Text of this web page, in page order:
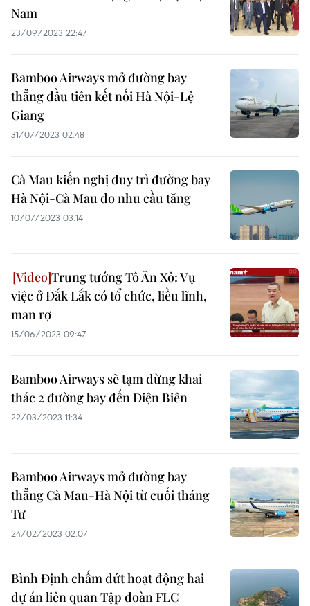
Nam
23/09/2023 22:47
Bamboo Airways mở đường bay
thẳng đầu tiên kết nối Hà Nội-Lệ
Giang
31/07/2023 02:48
Cà Mau kiến nghị duy trì đường bay
Hà Nội-Cà Mau do nhu cầu tăng
10/07/2023 03:14
Trung tướng Tô Ân Xô: Vụ
việc ở Đắk Lắk có tổ chức, liều lĩnh,
man rợ
15/06/2023 09:47
Bamboo Airways sẽ tạm dừng khai
thác 2 đường bay đến Điện Biên
22/03/2023 11:34
Bamboo Airways mở đường bay
thẳng Cà Mau-Hà Nội từ cuối tháng
Tư
24/02/2023 02:07
Bình Định chấm dứt hoạt động hai
dự án liên quan Tập đoàn FLC